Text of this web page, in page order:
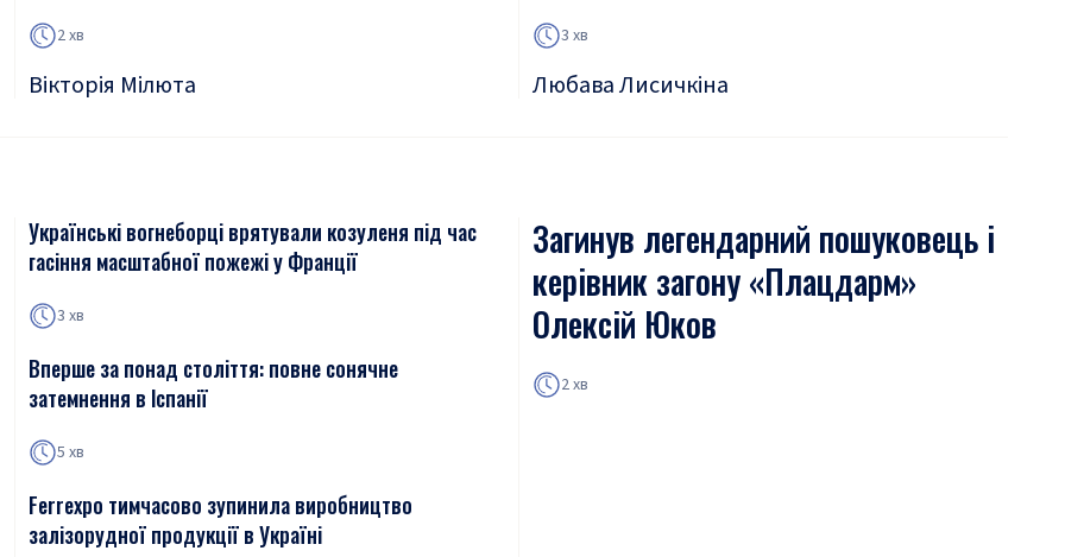
2 хв
Вікторія Мілюта
3 хв
Любава Лисичкіна
Українські вогнеборці врятували козуленя під час
гасіння масштабної пожежі у Франції
3 хв
Вперше за понад століття: повне сонячне
затемнення в Іспанії
5 хв
Ferrexpo тимчасово зупинила виробництво
залізорудної продукції в Україні
Загинув легендарний пошуковець і
керівник загону «Плацдарм»
Олексій Юков
2 хв